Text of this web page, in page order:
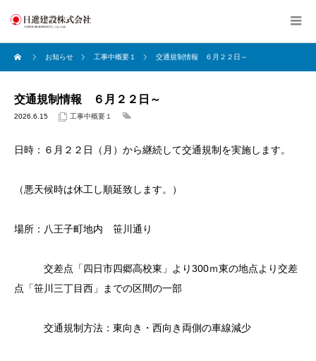
お知らせ 工事中概要１ 交通規制情報 ６月２２日～
交通規制情報 ６月２２日～
2026.6.15 工事中概要１
日時：６月２２日（月）から継続して交通規制を実施します。
（悪天候時は休工し順延致します。）
場所：八王子町地内 笹川通り
交差点「四日市四郷高校東」より300ｍ東の地点より交差
点「笹川三丁目西」までの区間の一部
交通規制方法：東向き・西向き両側の車線減少